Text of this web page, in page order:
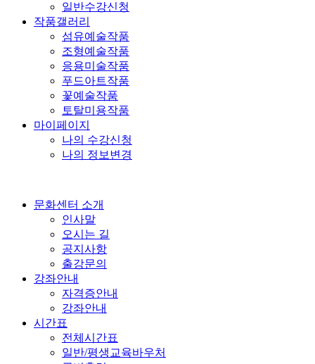
일반수강신청
작품갤러리
섬유예술작품
조형예술작품
응용미술작품
푸드아트작품
꽃예술작품
토탈미용작품
마이페이지
나의 수강신청
나의 정보변경
문화센터 소개
인사말
오시는 길
공지사항
출강문의
강좌안내
자격증안내
강좌안내
시간표
전체시간표
일반/평생교육바우처